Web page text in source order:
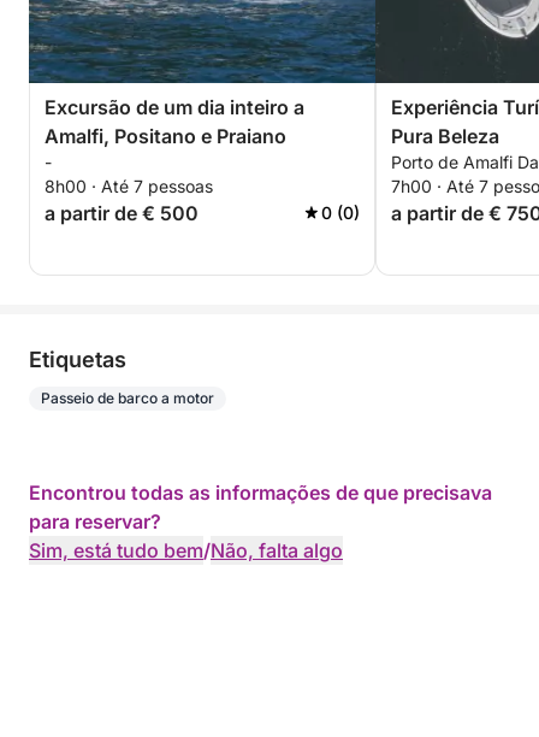
Excursão de um dia inteiro a
Amalfi, Positano e Praiano
-
8h00 · Até 7 pessoas
a partir de € 500 0 (0)
Experiência
Pura Beleza
Porto de Amalfi
7h00 · Até 7
a partir de €
Etiquetas
Passeio de barco a motor
Encontrou todas as informações de que precisava
para reservar?
Sim, está tudo bem/Não, falta algo